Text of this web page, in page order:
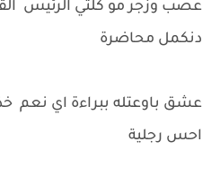
عصب وزجر مو كلتي الرئيس
دنكمل محاضرة
عشق باوعتله ببراءة اي
احس رجلية